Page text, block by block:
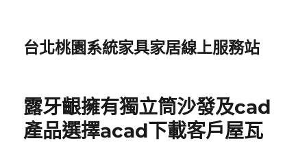
台北桃園系統家具家居線上服務站
露牙齦擁有獨立筒沙發及cad
產品選擇acad下載客戶屋瓦